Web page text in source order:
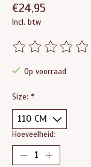
€24,95
Incl. btw
De beoordeling
Op voorraad
Size: *
Hoeveelheid: